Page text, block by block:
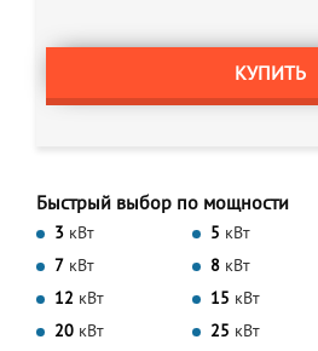
КУПИТЬ
Быстрый выбор по мощности
3 кВт 5 кВт
7 кВт 8 кВт
12 кВт 15 кВт
20 кВт 25 кВт